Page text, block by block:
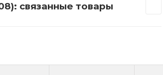
связанные товары